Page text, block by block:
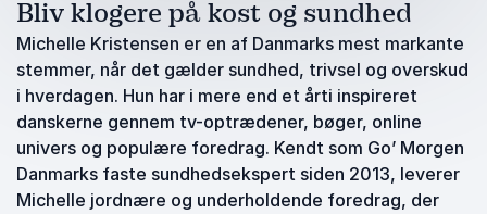
Bliv klogere på kost og sundhed
Michelle Kristensen er en af Danmarks mest markante
stemmer, når det gælder sundhed, trivsel og overskud
i hverdagen. Hun har i mere end et årti inspireret
danskerne gennem tv-optrædener, bøger, online
univers og populære foredrag. Kendt som Go’ Morgen
Danmarks faste sundhedsekspert siden 2013, leverer
Michelle jordnære og underholdende foredrag, der